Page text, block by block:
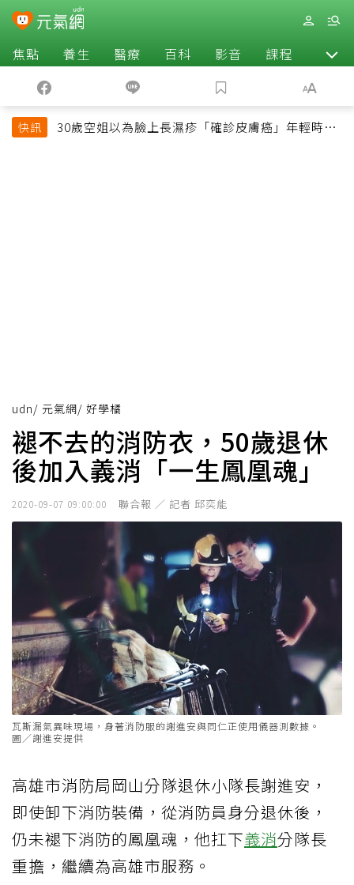
焦點 養生 醫療 百科 影音 課程 退休
快訊
30歲空姐以為臉上長濕疹「確診皮膚癌」年輕時一
udn/ 元氣網/ 好學橘
褪不去的消防衣，50歲退休
後加入義消「一生鳳凰魂」
2020-09-07 09:00:00 聯合報 ／ 記者 邱奕能
瓦斯漏氣異味現場，身著消防服的謝進安與同仁正使用儀器測數據。
圖／謝進安提供
高雄市消防局岡山分隊退休小隊長謝進安，
即使卸下消防裝備，從消防員身分退休後，
仍未褪下消防的鳳凰魂，他扛下義消分隊長
重擔，繼續為高雄市服務。